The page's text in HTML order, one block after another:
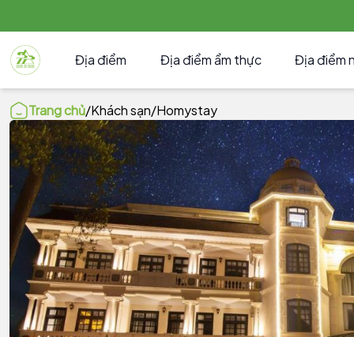
Địa điểm Địa điểm ẩm thực Địa điểm
Trang chủ/Khách sạn/Homystay